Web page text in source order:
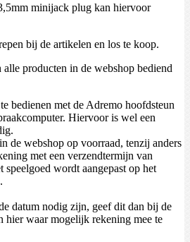
minijack plug kan hiervoor
bij de artikelen en los te koop.
alle producten in de webshop bediend
bedienen met de Adremo hoofdsteun
Hiervoor is wel een
de webshop op voorraad, tenzij anders
met een verzendtermijn van
wordt aangepast op het
datum nodig zijn, geef dit dan bij de
hier waar mogelijk rekening mee te